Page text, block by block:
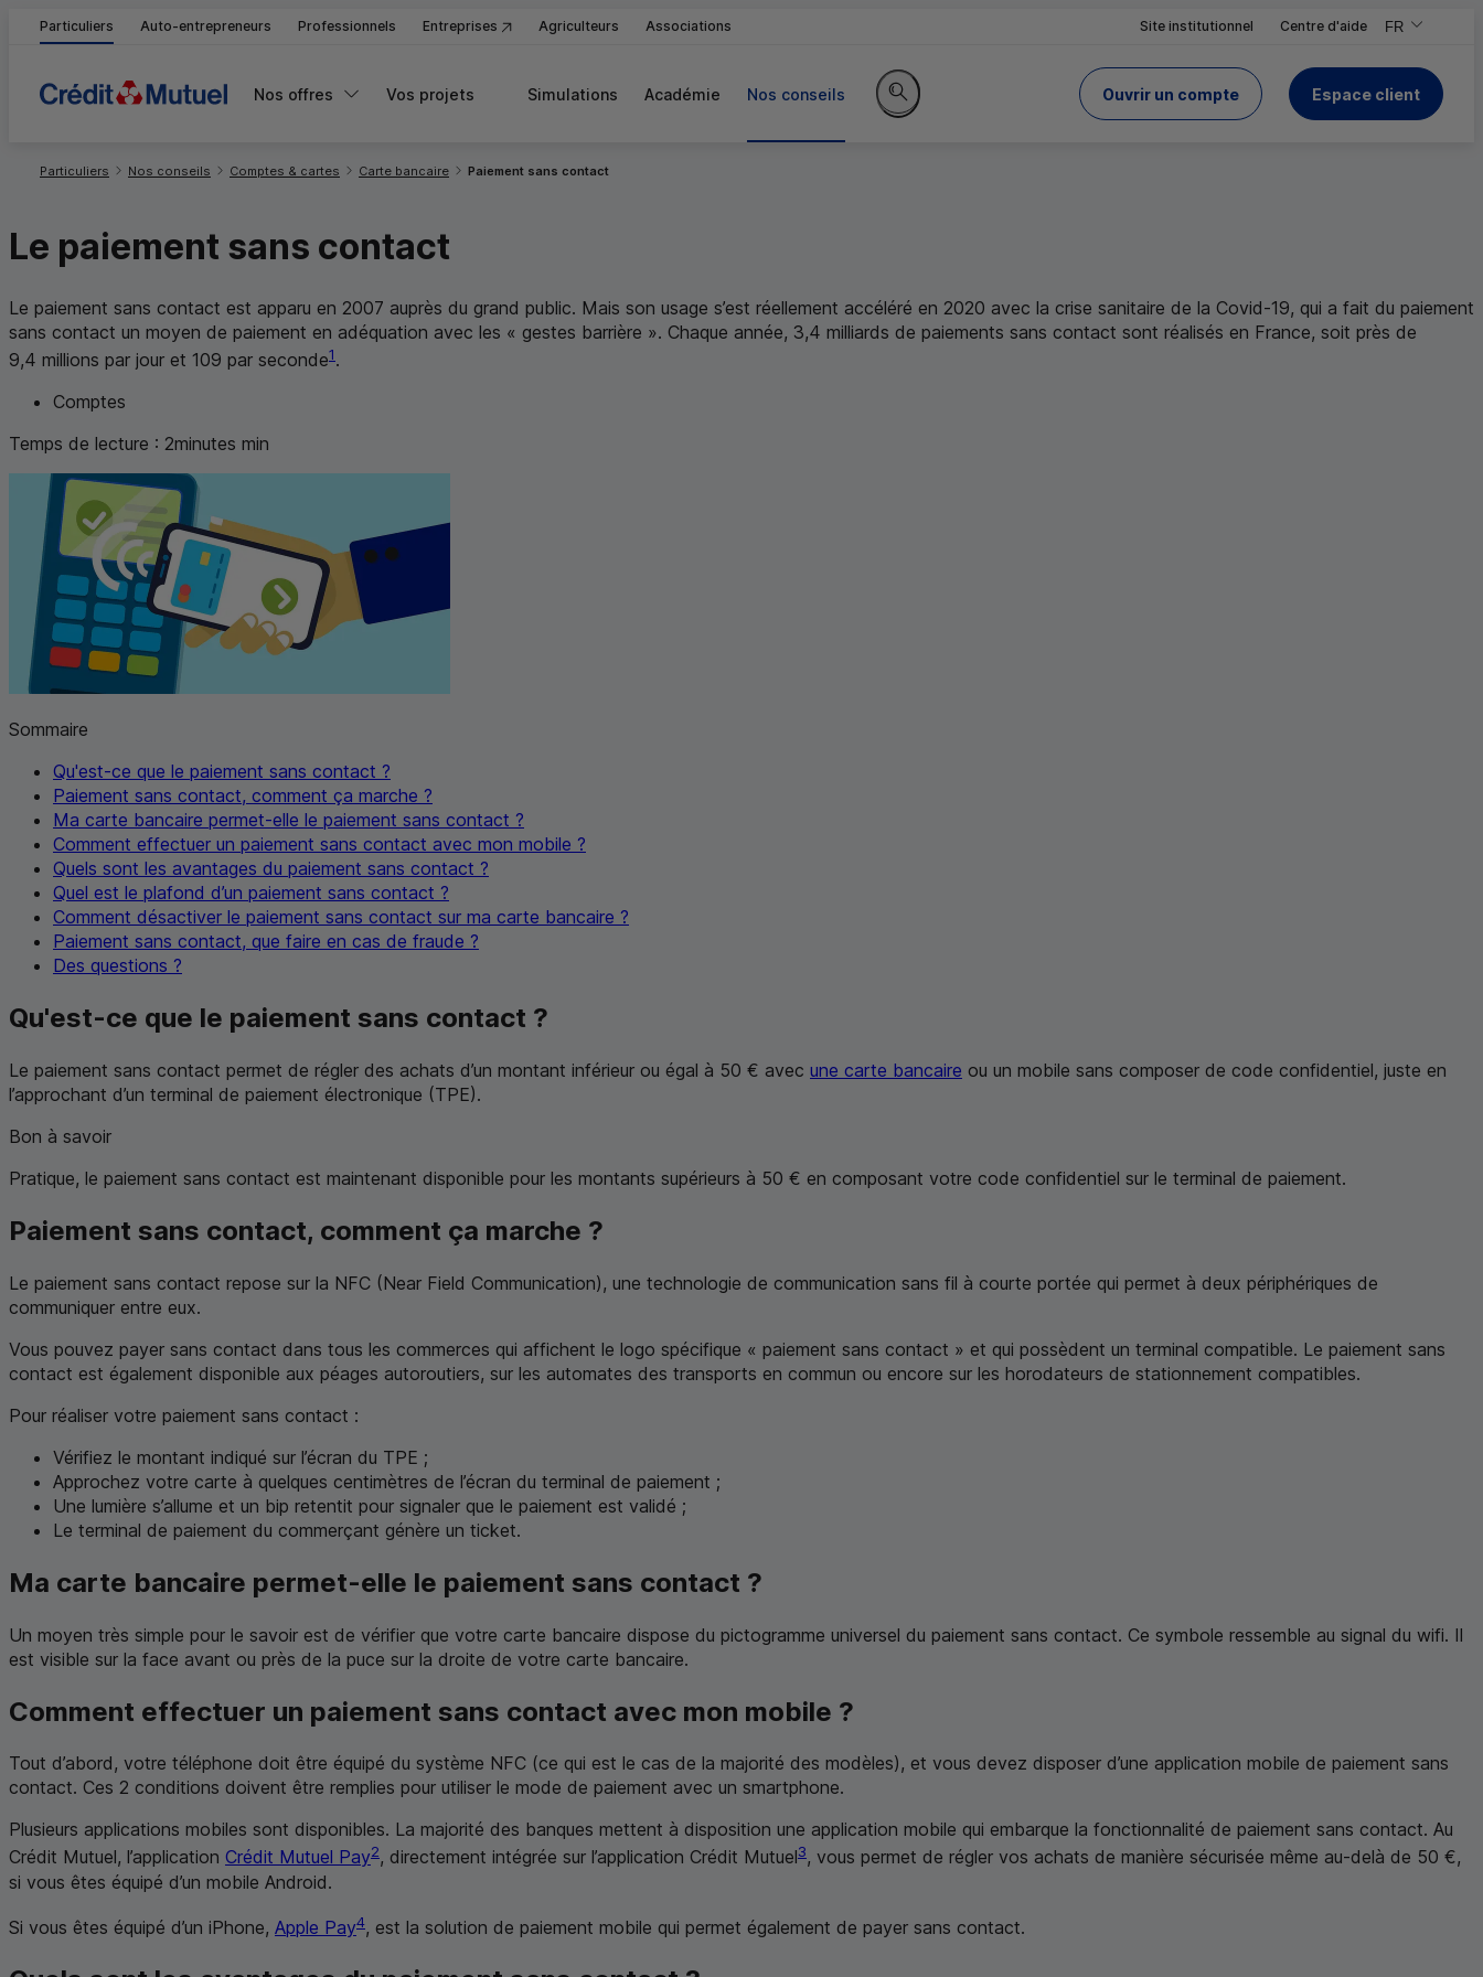
Particuliers Auto-entrepreneurs Professionnels Entreprises Agriculteurs Associations Site institutionnel Centre d'aide FR
,Version
,Changer de
Nos offres Vos projets Simulations Académie Nos conseils
Rechercher sur le site
Ouvrir un compte
du Crédit Mutuel Espace client
Particuliers Nos conseils Comptes & cartes Carte bancaire Paiement sans contact
Le paiement sans contact
Le paiement sans contact est apparu en 2007 auprès du grand public. Mais son usage s’est réellement accéléré en 2020 avec la crise sanitaire de la Covid-19, qui a fait du paiement
sans contact un moyen de paiement en adéquation avec les « gestes barrière ». Chaque année, 3,4 milliards de paiements sans contact sont réalisés en France, soit près de
9,4 millions par jour et 109 par seconde1.
Comptes
Temps de lecture : 2minutes min
Sommaire
Qu'est-ce que le paiement sans contact ?
Paiement sans contact, comment ça marche ?
Ma carte bancaire permet-elle le paiement sans contact ?
Comment effectuer un paiement sans contact avec mon mobile ?
Quels sont les avantages du paiement sans contact ?
Quel est le plafond d’un paiement sans contact ?
Comment désactiver le paiement sans contact sur ma carte bancaire ?
Paiement sans contact, que faire en cas de fraude ?
Des questions ?
Qu'est-ce que le paiement sans contact ?
Le paiement sans contact permet de régler des achats d’un montant inférieur ou égal à 50 € avec une carte bancaire ou un mobile sans composer de code confidentiel, juste en
l’approchant d’un terminal de paiement électronique (TPE).
Bon à savoir
Pratique, le paiement sans contact est maintenant disponible pour les montants supérieurs à 50 € en composant votre code confidentiel sur le terminal de paiement.
Paiement sans contact, comment ça marche ?
Le paiement sans contact repose sur la NFC (Near Field Communication), une technologie de communication sans fil à courte portée qui permet à deux périphériques de
communiquer entre eux.
Vous pouvez payer sans contact dans tous les commerces qui affichent le logo spécifique « paiement sans contact » et qui possèdent un terminal compatible. Le paiement sans
contact est également disponible aux péages autoroutiers, sur les automates des transports en commun ou encore sur les horodateurs de stationnement compatibles.
Pour réaliser votre paiement sans contact :
Vérifiez le montant indiqué sur l’écran du TPE ;
Approchez votre carte à quelques centimètres de l’écran du terminal de paiement ;
Une lumière s’allume et un bip retentit pour signaler que le paiement est validé ;
Le terminal de paiement du commerçant génère un ticket.
Ma carte bancaire permet-elle le paiement sans contact ?
Un moyen très simple pour le savoir est de vérifier que votre carte bancaire dispose du pictogramme universel du paiement sans contact. Ce symbole ressemble au signal du wifi. Il
est visible sur la face avant ou près de la puce sur la droite de votre carte bancaire.
Comment effectuer un paiement sans contact avec mon mobile ?
Tout d’abord, votre téléphone doit être équipé du système NFC (ce qui est le cas de la majorité des modèles), et vous devez disposer d’une application mobile de paiement sans
contact. Ces 2 conditions doivent être remplies pour utiliser le mode de paiement avec un smartphone.
Plusieurs applications mobiles sont disponibles. La majorité des banques mettent à disposition une application mobile qui embarque la fonctionnalité de paiement sans contact. Au
Crédit Mutuel, l’application Crédit Mutuel Pay2, directement intégrée sur l’application Crédit Mutuel3, vous permet de régler vos achats de manière sécurisée même au-delà de 50 €,
si vous êtes équipé d’un mobile Android.
Si vous êtes équipé d’un iPhone, Apple Pay4, est la solution de paiement mobile qui permet également de payer sans contact.